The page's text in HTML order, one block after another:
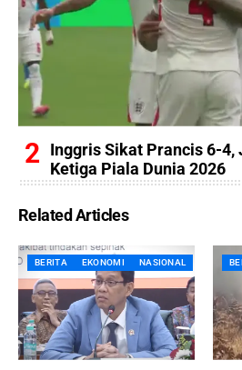
Inggris Sikat Prancis 6-4,
Ketiga Piala Dunia 2026
Related Articles
BERITA EKONOMI NASIONAL